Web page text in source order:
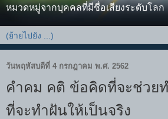
หมวดหมู่จากบุคคลที่มีชื่อเสียงระดับโลก
วันพฤหัสบดีที่ 4 กรกฎาคม พ.ศ. 2562
คำคม คติ ข้อคิดที่จะช่วยท
ที่จะทำฝันให้เป็นจริง